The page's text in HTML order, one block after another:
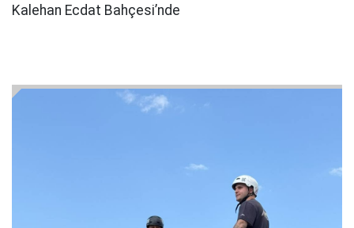
Kalehan Ecdat Bahçesi’nde